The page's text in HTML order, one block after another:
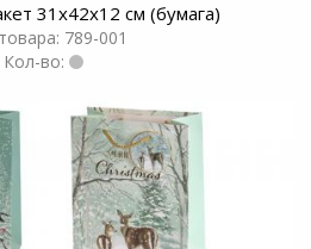
31х42х12 см (бумага)
789-001
Кол-во: